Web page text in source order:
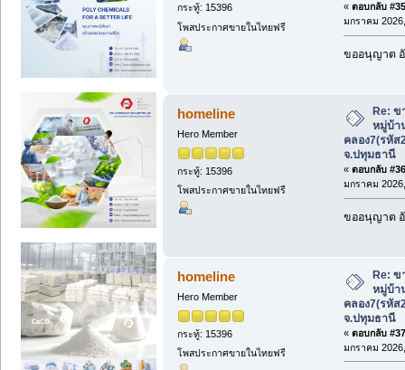
กระทู้: 15396
โพสประกาศขายในไทยฟรี
« ตอบกลับ
มกราคม
ขออนุญาต
homeline
Hero Member
กระทู้: 15396
โพสประกาศขายในไทยฟรี
Re: ข
หมู่บ้า
คลอง7(รหัส
จ.ปทุมธานี
« ตอบกลับ
มกราคม
ขออนุญาต
homeline
Hero Member
กระทู้: 15396
โพสประกาศขายในไทยฟรี
Re: ข
หมู่บ้า
คลอง7(รหัส
จ.ปทุมธานี
« ตอบกลับ
มกราคม